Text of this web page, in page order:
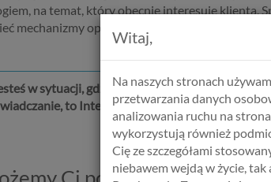
na temat, który obecnie interesuje klienta.
mechanizmy opisywanej przez Ciebie sytuacji
w sytuacji, gdzie zawiodły inne środki
to Internetowa Poradnia
Witaj,
Na naszych stronach
przetwarzania danych
analizowania ruchu na
wykorzystują również
Cię ze szczegółami
niebawem wejdą w życie,